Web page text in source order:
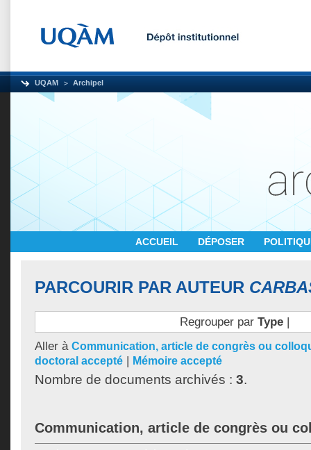
UQAM Archipel
ACCUEIL DÉPOSER
PARCOURIR PAR AUTEUR
Regrouper par Type|
Aller à Communication, article de congrès ou
doctoral accepté | Mémoire accepté
Nombre de documents archivés : 3.
Communication, article de congrès ou